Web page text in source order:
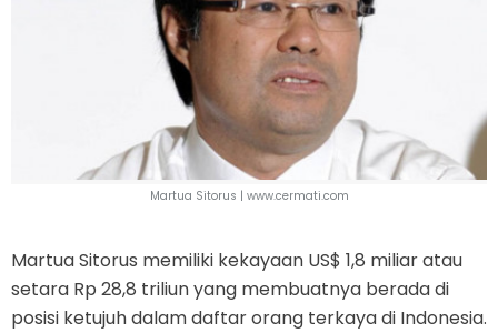
Martua Sitorus | www.cermati.com
Martua Sitorus memiliki kekayaan US$ 1,8 miliar atau
setara Rp 28,8 triliun yang membuatnya berada di
posisi ketujuh dalam daftar orang terkaya di Indonesia.